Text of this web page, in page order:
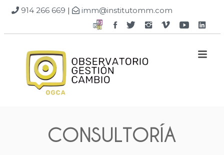
914 266 669 | imm@institutomm.com
Facebook
TwitterInstagram
VimeoGoogle
CONSULTORÍA